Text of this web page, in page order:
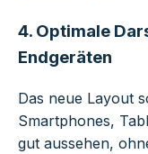
4. Optimale
Endgeräten
Das neue Layout
Smartphones,
gut aussehen,